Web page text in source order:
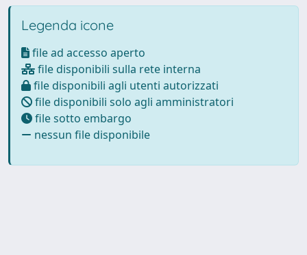
Legenda icone
file ad accesso aperto
file disponibili sulla rete interna
file disponibili agli utenti autorizzati
file disponibili solo agli amministratori
file sotto embargo
nessun file disponibile